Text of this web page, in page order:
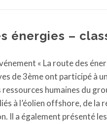
énergies –
« La route des
de 3ème ont participé à
ressources humaines du
à l’éolien offshore, de la
Il a également présenté